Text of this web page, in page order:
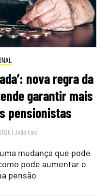
nova regra da
garantir mais
pensionistas
|João Luís
mudança que pode
pode aumentar o
pensão